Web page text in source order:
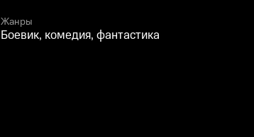
Жанры
Боевик, комедия, фантастика